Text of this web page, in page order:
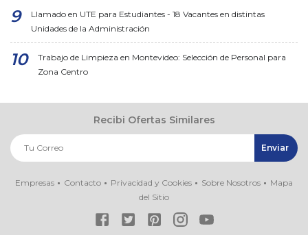
Llamado en UTE para Estudiantes - 18 Vacantes en distintas
Unidades de la Administración
Trabajo de Limpieza en Montevideo: Selección de Personal para
Zona Centro
Recibi Ofertas Similares
Empresas Contacto Privacidad y Cookies Sobre Nosotros
Mapa
del Sitio